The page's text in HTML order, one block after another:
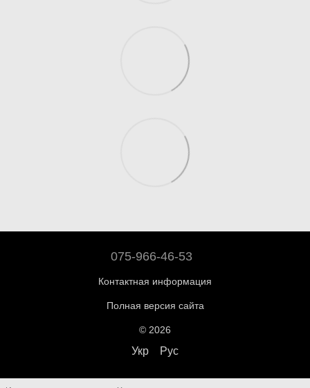
075-966-46-53
Контактная информация
Полная версия сайта
© 2026
Укр Рус